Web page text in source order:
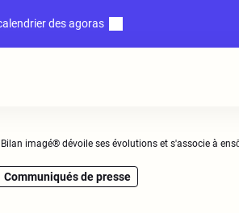
des agoras
Bilan imagé® dévoile ses évolutions et s'associe à
Communiqués de presse